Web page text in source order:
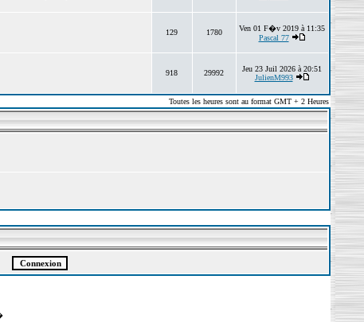
129 1780
Ven 01 F�v 2019 à 11:35
Pascal 77
918 29992
Jeu 23 Juil 2026 à 20:51
JulienM993
Toutes les heures sont au format GMT + 2 Heures